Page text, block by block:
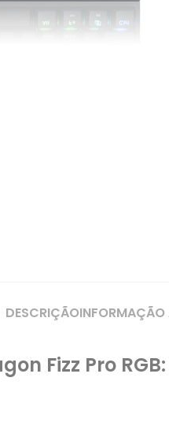
DESCRIÇÃO
Fizz Pro RGB: